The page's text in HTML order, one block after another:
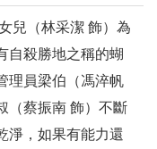
兒（林采潔 飾）為
自殺勝地之稱的蝴
理員梁伯（馮淬帆
（蔡振南 飾）不斷
淨，如果有能力還